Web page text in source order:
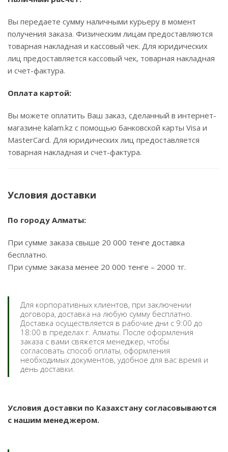
Вы передаете сумму наличными курьеру в момент
получения заказа. Физическим лицам предоставляются
товарная накладная и кассовый чек. Для юридических
лиц предоставляется кассовый чек, товарная накладная
и счет-фактура.
Оплата картой:
Вы можете оплатить Ваш заказ, сделанный в интернет-
магазине kalam.kz с помощью банковской карты Visa и
MasterCard. Для юридических лиц предоставляется
товарная накладная и счет-фактура.
Условия доставки
По городу Алматы:
При сумме заказа свыше 20 000 тенге доставка
бесплатно.
При сумме заказа менее 20 000 тенге – 2000 тг.
Для корпоративных клиентов, при заключении
договора, доставка на любую сумму бесплатно.
Доставка осуществляется в рабочие дни с 9:00 до
18:00 в пределах г. Алматы. После оформления
заказа с вами свяжется менеджер, чтобы
согласовать способ оплаты, оформления
необходимых документов, удобное для вас время и
день доставки.
Условия доставки по Казахстану согласовываются
с нашим менеджером.